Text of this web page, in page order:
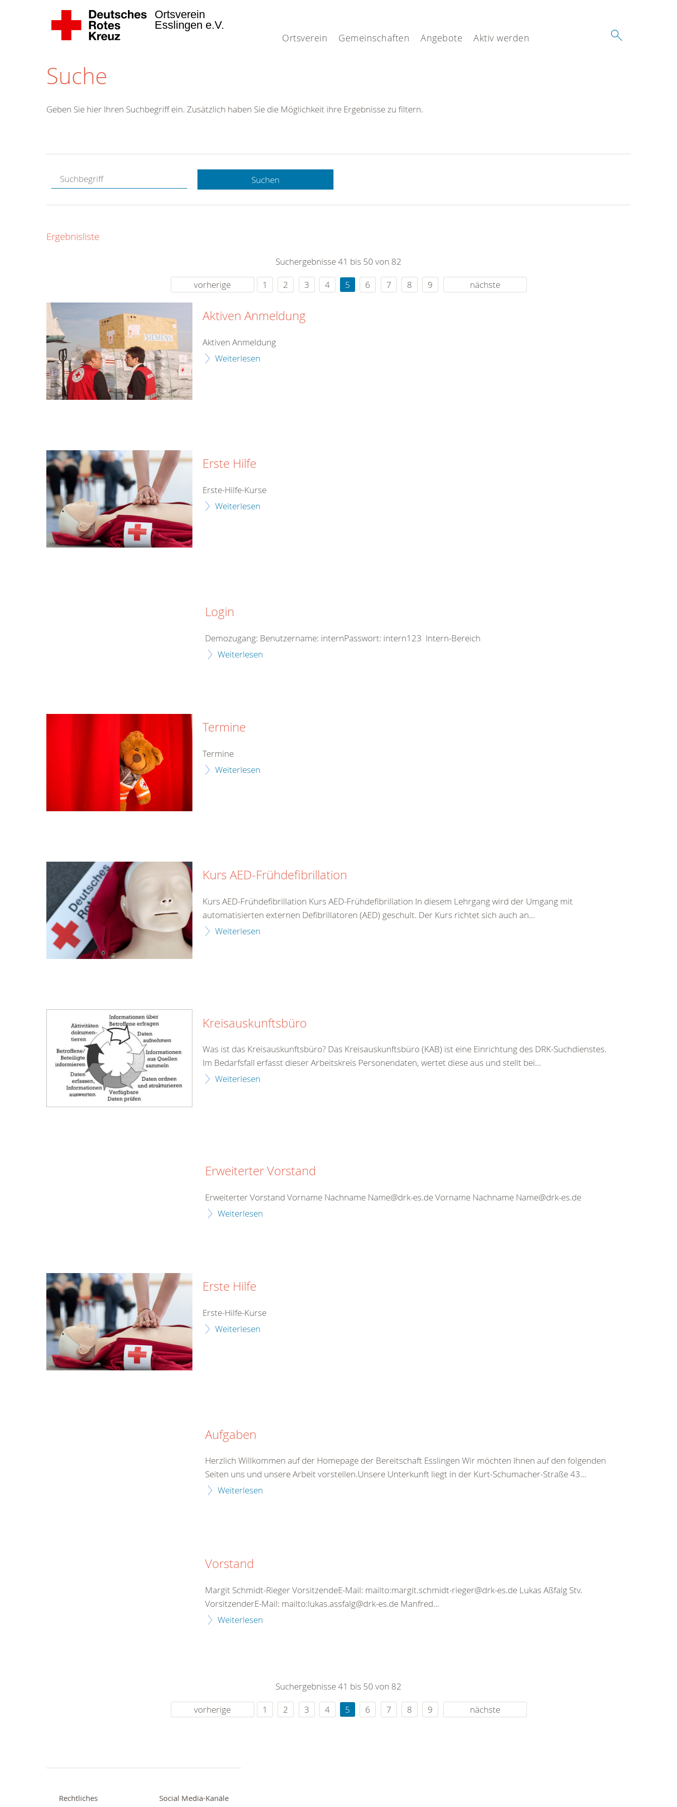
Ortsverein Gemeinschaften Angebote Aktiv werden
Ortsverein
Esslingen e.V.
Suche
Hotline.
gerne.
rund um die Uhr
Geben Sie hier Ihren Suchbegriff ein. Zusätzlich haben Sie die Möglichkeit ihre Ergebnisse zu filtern.
Suchen
Ergebnisliste
Suchergebnisse 41 bis 50 von 82
vorherige
1 2 3 4 5 6 7 8 9 nächste
Aktiven Anmeldung
Aktiven Anmeldung
Weiterlesen
Erste Hilfe
Erste-Hilfe-Kurse
Weiterlesen
Login
Demozugang: Benutzername: internPasswort: intern123 Intern-Bereich
Weiterlesen
Termine
Termine
Weiterlesen
Kurs AED-Frühdefibrillation
Kurs AED-Frühdefibrillation Kurs AED-Frühdefibrillation In diesem Lehrgang wird der Umgang mit
automatisierten externen Defibrillatoren (AED) geschult. Der Kurs richtet sich auch an...
Weiterlesen
Kreisauskunftsbüro
Was ist das Kreisauskunftsbüro? Das Kreisauskunftsbüro (KAB) ist eine Einrichtung des DRK-Suchdienstes.
Im Bedarfsfall erfasst dieser Arbeitskreis Personendaten, wertet diese aus und stellt bei...
Weiterlesen
Erweiterter Vorstand
Erweiterter Vorstand Vorname Nachname Name@drk-es.de Vorname Nachname Name@drk-es.de
Weiterlesen
Erste Hilfe
Erste-Hilfe-Kurse
Weiterlesen
Aufgaben
Herzlich Willkommen auf der Homepage der Bereitschaft Esslingen Wir möchten Ihnen auf den folgenden
Seiten uns und unsere Arbeit vorstellen.Unsere Unterkunft liegt in der Kurt-Schumacher-Straße 43...
Weiterlesen
Vorstand
Margit Schmidt-Rieger VorsitzendeE-Mail: mailto:margit.schmidt-rieger@drk-es.de Lukas Aßfalg Stv.
VorsitzenderE-Mail: mailto:lukas.assfalg@drk-es.de Manfred...
Weiterlesen
Suchergebnisse 41 bis 50 von 82
vorherige
1 2 3 4 5 6 7 8 9 nächste
Rechtliches
Social Media-Kanäle